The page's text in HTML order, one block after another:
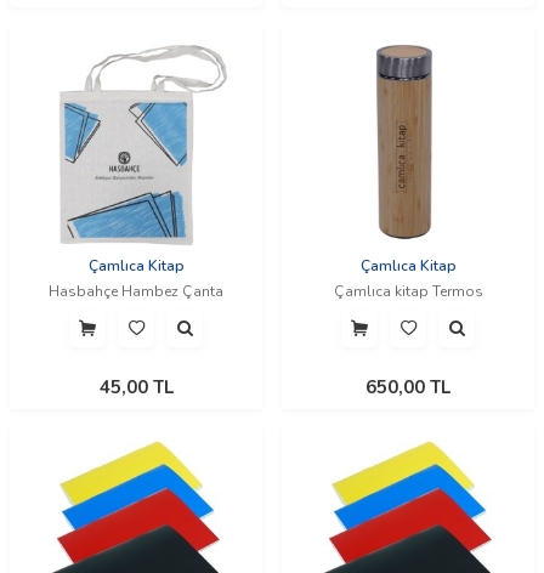
Çamlıca Kitap
Hasbahçe Hambez Çanta
45,00TL
Çamlıca Kitap
Çamlıca kitap Termos
650,00 TL